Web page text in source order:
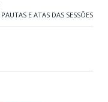
PAUTAS E ATAS DAS SESSÕES